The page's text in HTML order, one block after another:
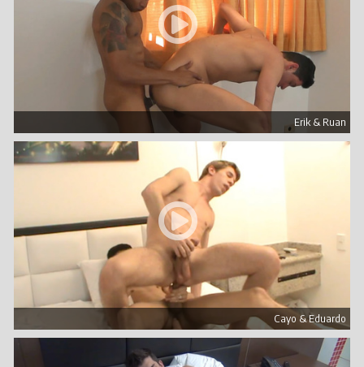
Erik & Ruan
Cayo & Eduardo